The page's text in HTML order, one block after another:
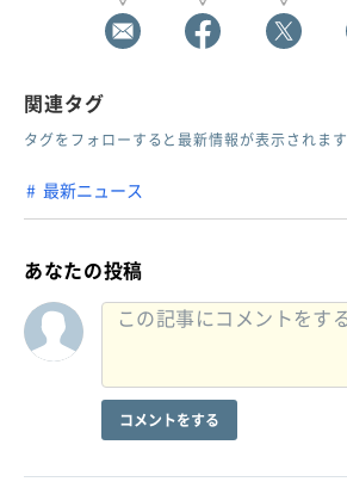
関連タグ
タグをフォローすると最新情報が表示されます
最新ニュース
あなたの投稿
コメントをする